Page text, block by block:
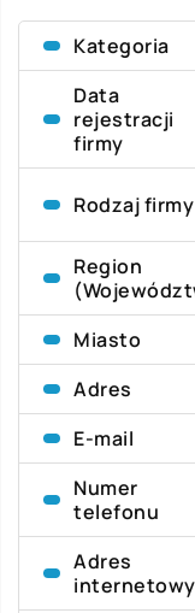
Kategoria
Data
rejestracji
firmy
Rodzaj firmy
Region
Miasto
Adres
E-mail
Numer
telefonu
Adres
internetowy